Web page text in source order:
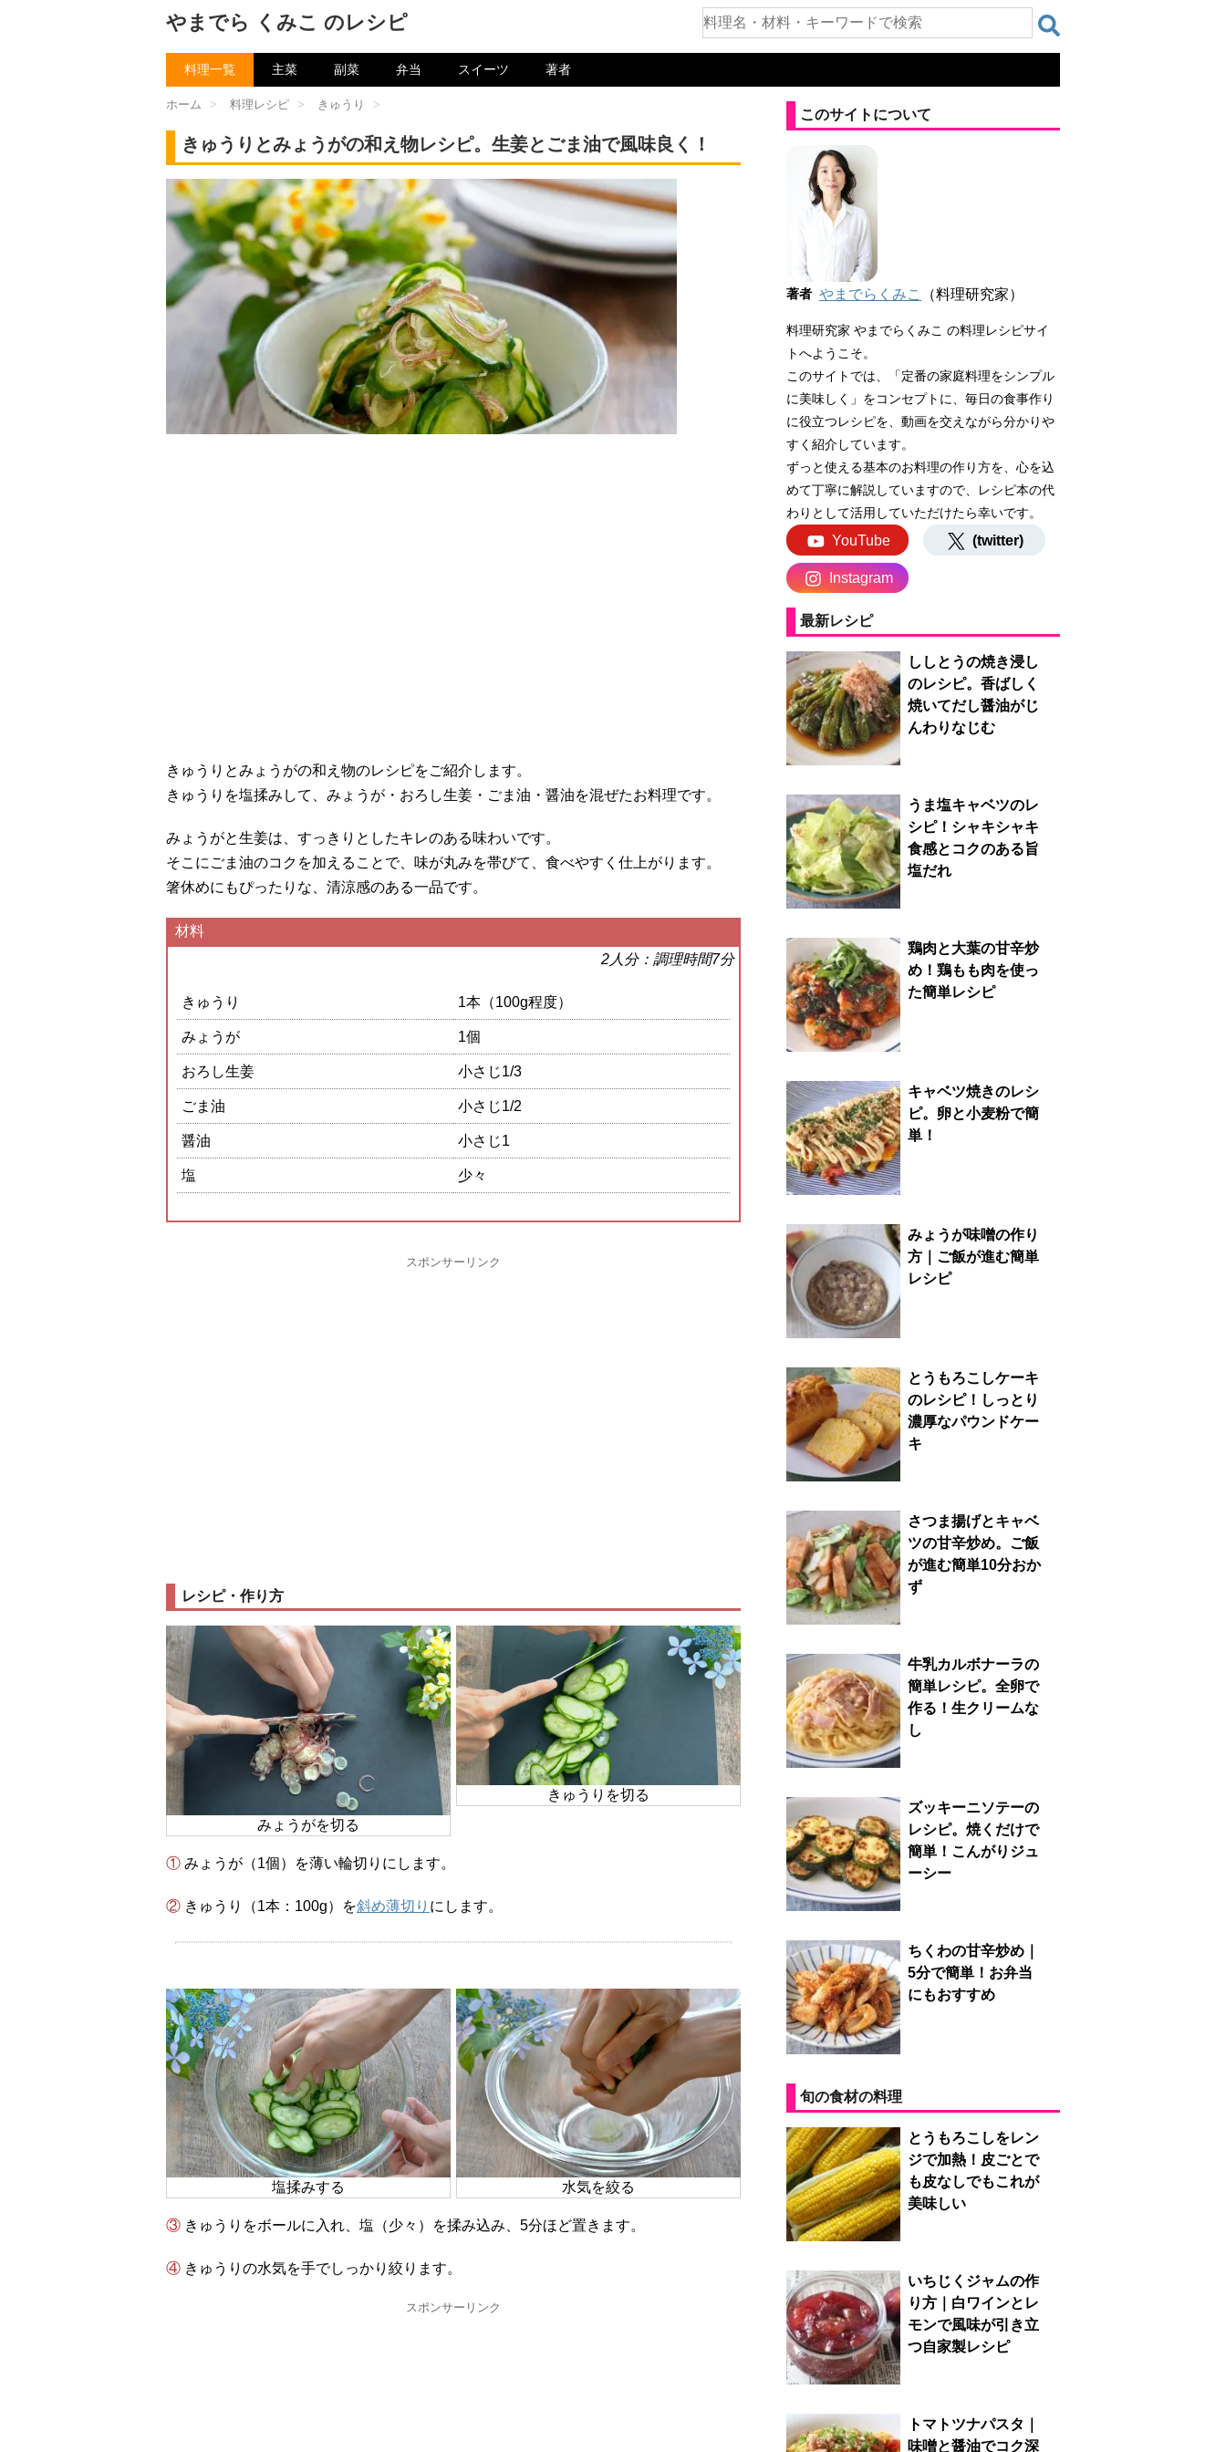
やまでら くみこ のレシピ
料理一覧 主菜 副菜 弁当 スイーツ 著者
ホーム > 料理レシピ > きゅうり >
きゅうりとみょうがの和え物レシピ。生姜とごま油で風味良く！
きゅうりとみょうがの和え物のレシピをご紹介します。
きゅうりを塩揉みして、みょうが・おろし生姜・ごま油・醤油を混ぜたお料理です。
みょうがと生姜は、すっきりとしたキレのある味わいです。
そこにごま油のコクを加えることで、味が丸みを帯びて、食べやすく仕上がります。
箸休めにもぴったりな、清涼感のある一品です。
材料
2人分：調理時間7分
きゅうり 1本（100g程度）
みょうが 1個
おろし生姜 小さじ1/3
ごま油 小さじ1/2
醤油 小さじ1
塩 少々
スポンサーリンク
レシピ・作り方
みょうがを切る
きゅうりを切る
① みょうが（1個）を薄い輪切りにします。
② きゅうり（1本：100g）を斜め薄切り にします。
塩揉みする 水気を絞る
③ きゅうりをボールに入れ、塩（少々）を揉み込み、5分ほど置きます。
④ きゅうりの水気を手でしっかり絞ります。
スポンサーリンク
このサイトについて
著者 やまでらくみこ （料理研究家）
料理研究家 やまでらくみこ の料理レシピサイ
トへようこそ。
このサイトでは、「定番の家庭料理をシンプル
に美味しく」をコンセプトに、毎日の食事作り
に役立つレシピを、動画を交えながら分かりや
すく紹介しています。
ずっと使える基本のお料理の作り方を、心を込
めて丁寧に解説していますので、レシピ本の代
わりとして活用していただけたら幸いです。
YouTube (twitter)
Instagram
最新レシピ
ししとうの焼き浸し
のレシピ。香ばしく
焼いてだし醤油がじ
んわりなじむ
うま塩キャベツのレ
シピ！シャキシャキ
食感とコクのある旨
塩だれ
鶏肉と大葉の甘辛炒
め！鶏もも肉を使っ
た簡単レシピ
キャベツ焼きのレシ
ピ。卵と小麦粉で簡
単！
みょうが味噌の作り
方｜ご飯が進む簡単
レシピ
とうもろこしケーキ
のレシピ！しっとり
濃厚なパウンドケー
キ
さつま揚げとキャベ
ツの甘辛炒め。ご飯
が進む簡単10分おか
ず
牛乳カルボナーラの
簡単レシピ。全卵で
作る！生クリームな
し
ズッキーニソテーの
レシピ。焼くだけで
簡単！こんがりジュ
ーシー
ちくわの甘辛炒め｜
5分で簡単！お弁当
にもおすすめ
旬の食材の料理
とうもろこしをレン
ジで加熱！皮ごとで
も皮なしでもこれが
美味しい
いちじくジャムの作
り方｜白ワインとレ
モンで風味が引き立
つ自家製レシピ
トマトツナパスタ｜
味噌と醤油でコク深